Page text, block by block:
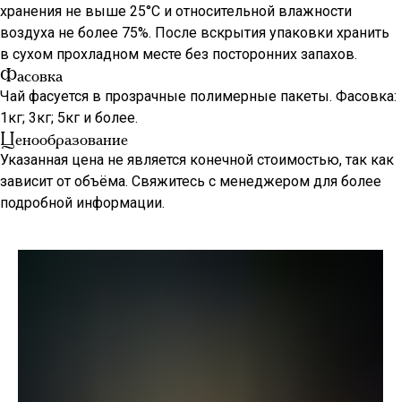
хранения не выше 25°С и относительной влажности
воздуха не более 75%. После вскрытия упаковки хранить
в сухом прохладном месте без посторонних запахов.
Фасовка
Чай фасуется в прозрачные полимерные пакеты. Фасовка:
1кг; 3кг; 5кг и более.
Ценообразование
Указанная цена не является конечной стоимостью, так как
зависит от объёма. Свяжитесь с менеджером для более
подробной информации.